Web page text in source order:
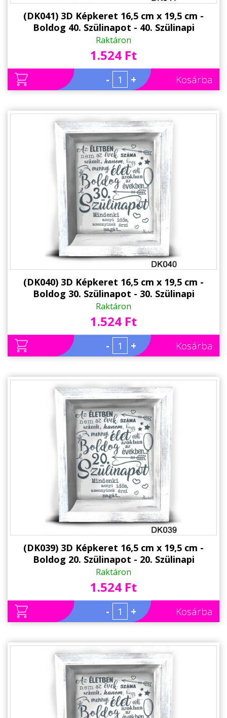
(DK041) 3D Képkeret 16,5 cm x 19,5 cm -
Boldog 40. Szülinapot - 40. Szülinapi
Ajándékok - Ajándék Ötletek
Raktáron
1.524 Ft
- + Kosárba
(DK040) 3D Képkeret 16,5 cm x 19,5 cm -
Boldog 30. Szülinapot - 30. Szülinapi
Ajándékok - Ajándék Ötletek
Raktáron
1.524 Ft
- + Kosárba
(DK039) 3D Képkeret 16,5 cm x 19,5 cm -
Boldog 20. Szülinapot - 20. Szülinapi
Ajándékok - Ajándék Ötletek
Raktáron
1.524 Ft
- + Kosárba